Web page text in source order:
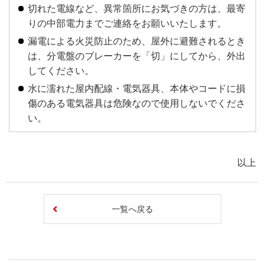
切れた電線など、異常箇所にお気づきの方は、最寄
りの中部電力までご連絡をお願いいたします。
漏電による火災防止のため、屋外に避難されるとき
は、分電盤のブレーカーを「切」にしてから、外出
してください。
水に濡れた屋内配線・電気器具、本体やコードに損
傷のある電気器具は危険なので使用しないでくださ
い。
以上
一覧へ戻る